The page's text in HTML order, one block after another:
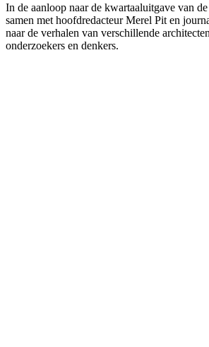
In de aanloop naar de kwartaaluitgave van
samen met hoofdredacteur Merel Pit en
naar de verhalen van verschillende
onderzoekers en denkers.